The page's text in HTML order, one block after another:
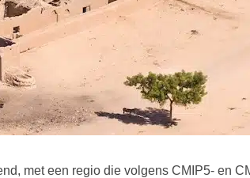
met een regio die volgens CMIP5- en